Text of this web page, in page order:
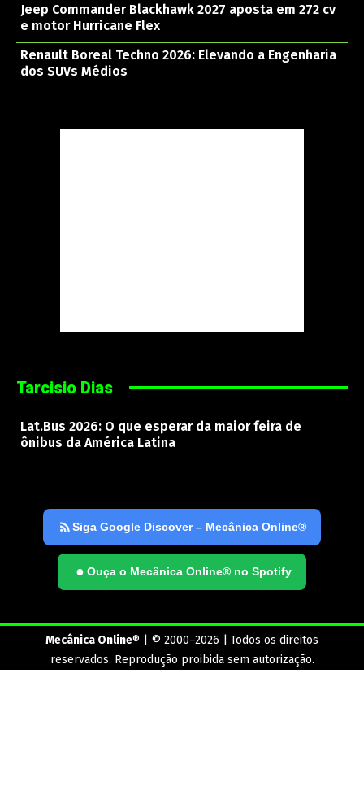
Jeep Commander Blackhawk 2027 aposta em 272 cv
e motor Hurricane Flex
Renault Boreal Techno 2026: Elevando a Engenharia
dos SUVs Médios
Tarcisio Dias
Lat.Bus 2026: O que esperar da maior feira de
ônibus da América Latina
Siga Google Discover – Mecânica Online®
● Ouça o Mecânica Online® no Spotify
Mecânica Online® | © 2000–2026 | Todos os direitos
reservados. Reprodução proibida sem autorização.